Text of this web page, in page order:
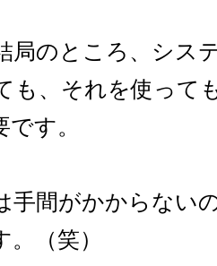
局のところ、シス
も、それを使って
す。
手間がかからない
（笑）